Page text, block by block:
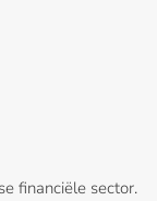
financiële sector.